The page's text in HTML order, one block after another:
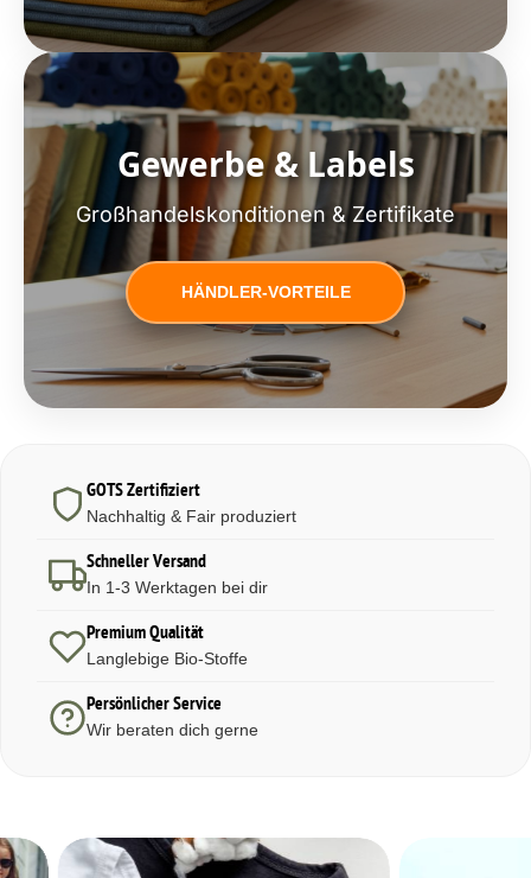
Gewerbe & Labels
Großhandelskonditionen & Zertifikate
HÄNDLER-VORTEILE
GOTS Zertifiziert
Nachhaltig & Fair produziert
Schneller Versand
In 1-3 Werktagen bei dir
Premium Qualität
Langlebige Bio-Stoffe
Persönlicher Service
Wir beraten dich gerne